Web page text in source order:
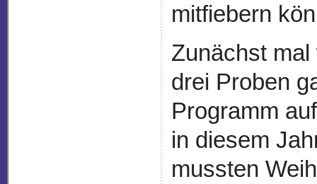
mitfiebern
Zunächst
drei Proben
Programm
in diesem
mussten